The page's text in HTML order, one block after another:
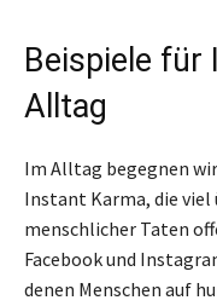
Beispiele für
Alltag
Im Alltag begegnen
Instant Karma, die viel
menschlicher Taten
Facebook und
denen Menschen auf